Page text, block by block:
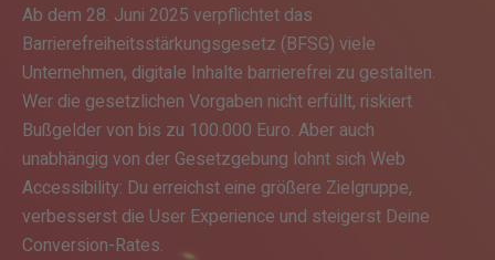
Ab dem 28. Juni 2025 verpflichtet das
Barrierefreiheitsstärkungsgesetz (BFSG) viele
Unternehmen, digitale Inhalte barrierefrei zu gestalten.
Wer die gesetzlichen Vorgaben nicht erfüllt, riskiert
Bußgelder von bis zu 100.000 Euro. Aber auch
unabhängig von der Gesetzgebung lohnt sich Web
Accessibility: Du erreichst eine größere Zielgruppe,
verbesserst die User Experience und steigerst Deine
Conversion-Rates.